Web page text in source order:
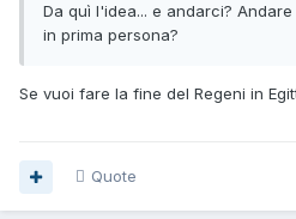
Da quì l'idea... e andarci?
in prima persona?
Se vuoi fare la fine del Regeni in
Quote